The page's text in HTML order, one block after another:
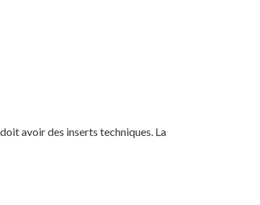
avoir des inserts techniques. La